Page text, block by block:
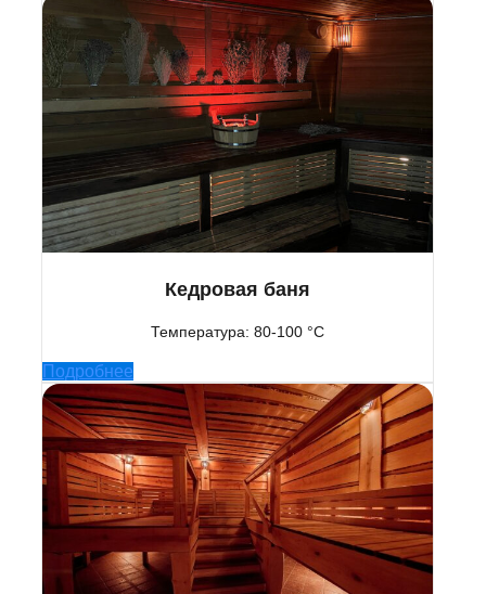
Кедровая баня
Температура: 80-100 °C
Подробнее